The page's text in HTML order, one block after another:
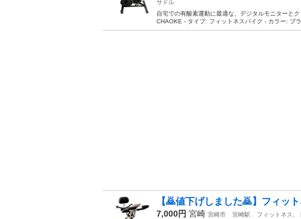
サドル
自宅での有酸素運動に最適な、デジタルモニターと
CHAOKE - タイプ: フィットネスバイク - カラー: ブ
【🙇値下げしました🙇】フィッ
7,000円 宮崎 宮崎市 宮崎駅
フィットネス、